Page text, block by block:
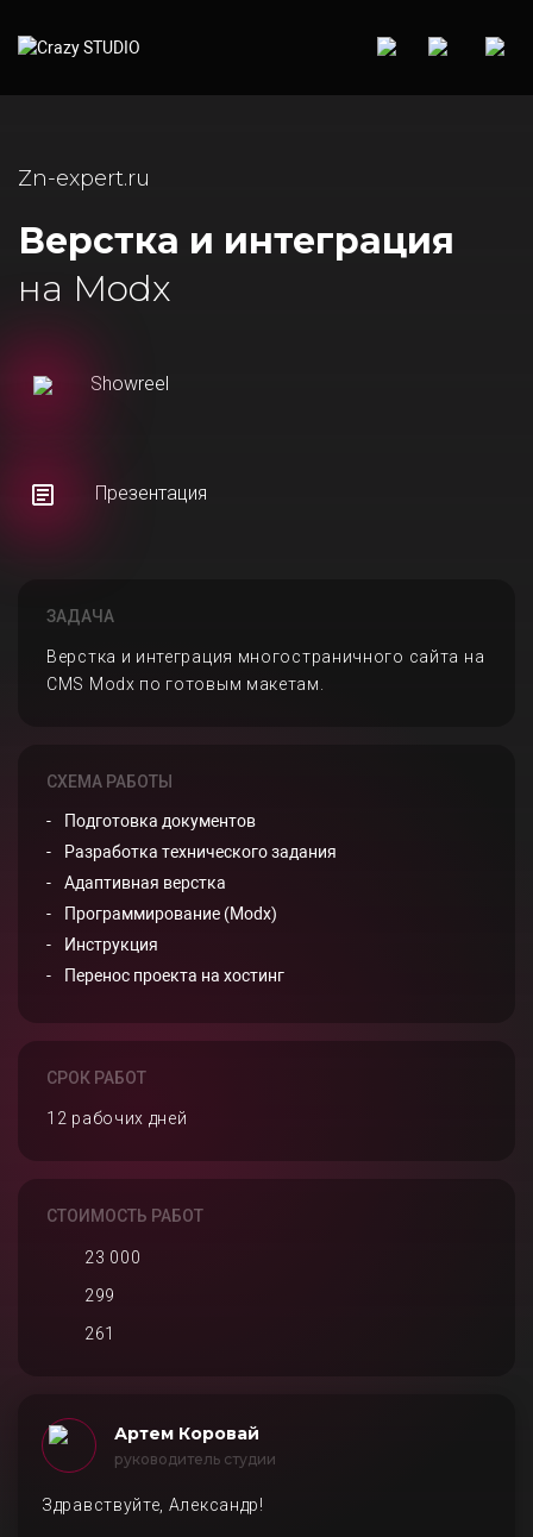
Zn-expert.ru
Верстка и интеграция
на Modx
Showreel
Презентация
ЗАДАЧА
Верстка и интеграция многостраничного сайта на
CMS Modx по готовым макетам.
СХЕМА РАБОТЫ
Подготовка документов
Разработка технического задания
Адаптивная верстка
Программирование (Modx)
Инструкция
Перенос проекта на хостинг
СРОК РАБОТ
12 рабочих дней
СТОИМОСТЬ РАБОТ
23 000
299
261
Артем Коровай
руководитель студии
Здравствуйте, Александр!